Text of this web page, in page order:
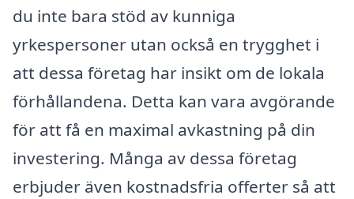
du inte bara stöd av kunniga
yrkespersoner utan också en trygghet i
att dessa företag har insikt om de lokala
förhållandena. Detta kan vara avgörande
för att få en maximal avkastning på din
investering. Många av dessa företag
erbjuder även kostnadsfria offerter så att